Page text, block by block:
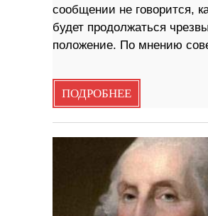
сообщении не говорится,
будет продолжаться
положение. По мнению
ПОДРОБНЕЕ